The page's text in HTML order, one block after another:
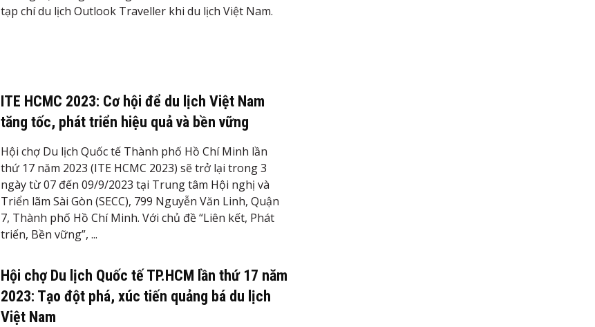
tạp chí du lịch Outlook Traveller khi du lịch Việt Nam.
ITE HCMC 2023: Cơ hội để du lịch Việt Nam
tăng tốc, phát triển hiệu quả và bền vững
Hội chợ Du lịch Quốc tế Thành phố Hồ Chí Minh lần
thứ 17 năm 2023 (ITE HCMC 2023) sẽ trở lại trong 3
ngày từ 07 đến 09/9/2023 tại Trung tâm Hội nghị và
Triển lãm Sài Gòn (SECC), 799 Nguyễn Văn Linh, Quận
7, Thành phố Hồ Chí Minh. Với chủ đề “Liên kết, Phát
triển, Bền vững”, ...
Hội chợ Du lịch Quốc tế TP.HCM lần thứ 17 năm
2023: Tạo đột phá, xúc tiến quảng bá du lịch
Việt Nam